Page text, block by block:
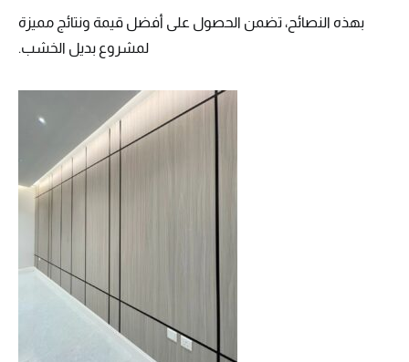
بهذه النصائح، تضمن الحصول على أفضل قيمة ونتائج مميزة
لمشروع بديل الخشب.